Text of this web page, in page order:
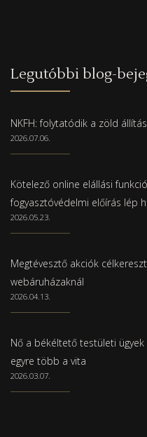
Legutóbbi blog-
NKFH: folytatódik a zöld
2026.07.06.
Kötelező online elállási
fogyasztóvédelmi előírás lép
2026.05.23.
Megtévesztő akciók
webáruházaknál
2026.04.13.
Nő a békéltető testületi
egyre több a vita
2026.03.07.